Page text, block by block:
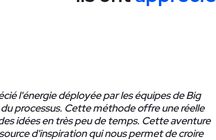
l'énergie déployée par les équipes de Big
processus. Cette méthode offre une réelle
idées en très peu de temps. Cette aventure
d'inspiration qui nous permet de croire